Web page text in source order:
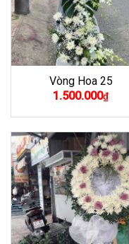
Vòng Hoa 25
1.500.000₫